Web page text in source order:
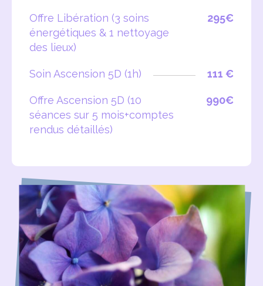
295€
Offre Libération (3 soins
énergétiques & 1 nettoyage
des lieux)
111 €
Soin Ascension 5D (1h)
990€
Offre Ascension 5D (10
séances sur 5 mois+comptes
rendus détaillés)